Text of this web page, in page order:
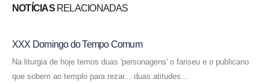
NOTÍCIASRELACIONADAS
XXX Domingo do Tempo Comum
Na liturgia de hoje temos duas 'personagens' o fariseu e o publicano
que sobem ao templo para rezar... duas atitudes...